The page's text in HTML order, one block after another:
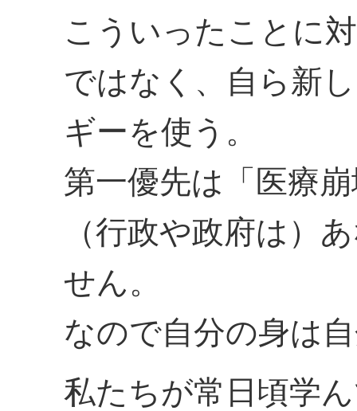
こういったことに
ではなく、自ら新
ギーを使う。
第一優先は「医療
（行政や政府は）
せん。
なので自分の身は
私たちが常日頃学